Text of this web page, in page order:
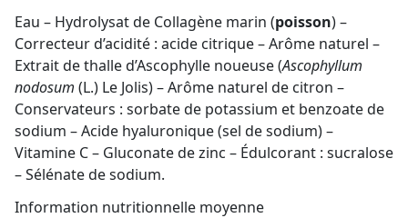
Eau – Hydrolysat de Collagène marin (poisson) –
Correcteur d’acidité : acide citrique – Arôme naturel –
Extrait de thalle d’Ascophylle noueuse (Ascophyllum
nodosum (L.) Le Jolis) – Arôme naturel de citron –
Conservateurs : sorbate de potassium et benzoate de
sodium – Acide hyaluronique (sel de sodium) –
Vitamine C – Gluconate de zinc – Édulcorant : sucralose
– Sélénate de sodium.
Information nutritionnelle moyenne